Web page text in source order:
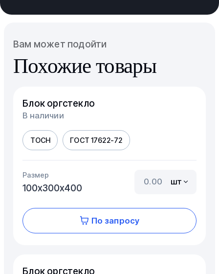
Вам может подойти
Похожие товары
Блок оргстекло
В наличии
ТОСН ГОСТ 17622-72
Размер
100х300х400
шт
По запросу
Блок оргстекло